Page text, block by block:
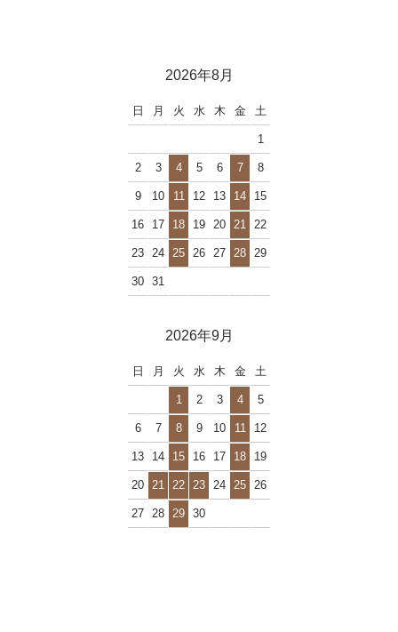
2026年8月
日 月 火 水 木 金 土
1
2 3 4 5 6 7 8
9 10 11 12 13 14 15
16 17 18 19 20 21 22
23 24 25 26 27 28 29
30 31
2026年9月
日 月 火 水 木 金 土
1 2 3 4 5
6 7 8 9 10 11 12
13 14 15 16 17 18 19
20 21 22 23 24 25 26
27 28 29 30